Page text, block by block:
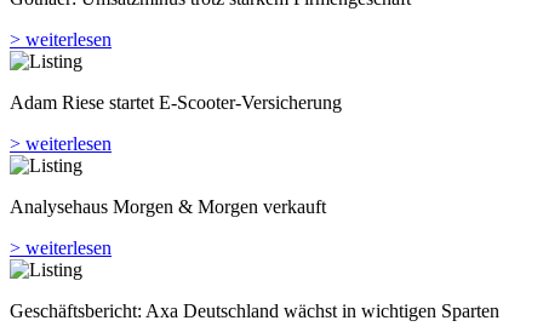
> weiterlesen
Adam Riese startet E-Scooter-Versicherung
> weiterlesen
Analyse­haus Morgen & Morgen verkauft
> weiterlesen
Geschäftsbericht: Axa Deutschland wächst in wichtigen Sparten